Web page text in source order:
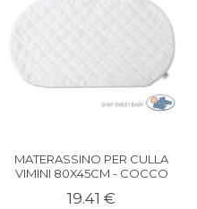
MATERASSINO PER CULLA
VIMINI 80X45CM - COCCO
19.41 €